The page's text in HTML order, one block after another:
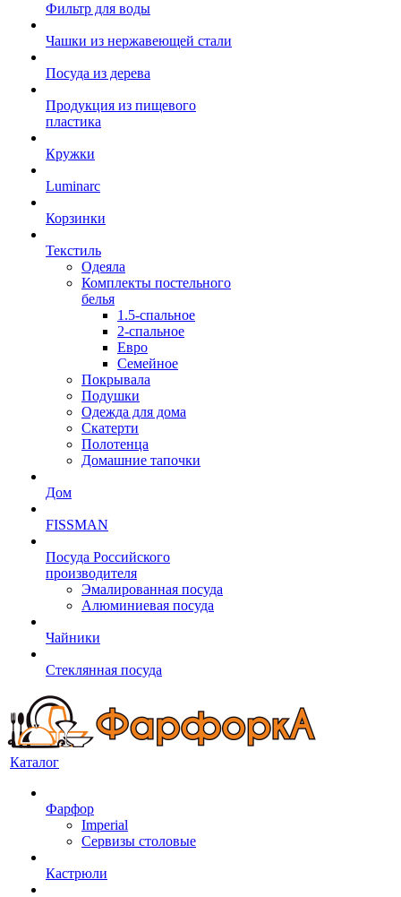
Фильтр для воды
Чашки из нержавеющей стали
Посуда из дерева
Продукция из пищевого
пластика
Кружки
Luminarc
Корзинки
Текстиль
Одеяла
Комплекты постельного
белья
1.5-спальное
2-спальное
Евро
Семейное
Покрывала
Подушки
Одежда для дома
Скатерти
Полотенца
Домашние тапочки
Дом
FISSMAN
Посуда Российского
производителя
Эмалированная посуда
Алюминиевая посуда
Чайники
Стеклянная посуда
Каталог
Фарфор
Imperial
Сервизы столовые
Кастрюли